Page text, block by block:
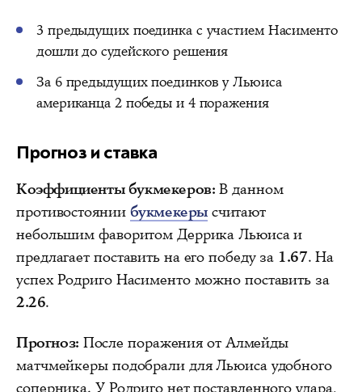
3 предыдущих поединка с участием Насименто
дошли до судейского решения
За 6 предыдущих поединков у Льюиса
американца 2 победы и 4 поражения
Прогноз и ставка
Коэффициенты букмекеров: В данном
противостоянии букмекерысчитают
небольшим фаворитом Деррика Льюиса и
предлагает поставить на его победу за 1.67. На
успех Родриго Насименто можно поставить за
2.26.
Прогноз: После поражения от Алмейды
матчмейкеры подобрали для Льюиса удобного
соперника. У Родриго нет поставленного удара,